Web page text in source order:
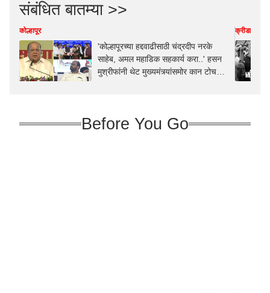
संबंधित बातम्या >>
कोल्हापूर
'कोल्हापूरच्या हद्दवाढीसाठी चंद्रदीप नरके
साहेब, अमल महाडिक सहकार्य करा..' हसन
मुश्रीफांनी थेट मुख्यमंत्र्यांसमोर कान टोचले,
क्रीडा
Before You Go